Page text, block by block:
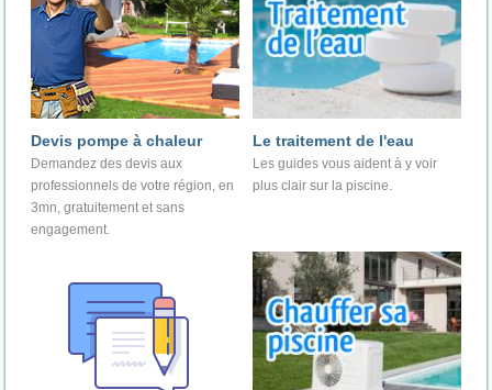
Devis pompe à chaleur
Demandez des devis aux
professionnels de votre région, en
3mn, gratuitement et sans
engagement.
Le traitement de l'eau
Les guides vous aident à y voir
plus clair sur la piscine.